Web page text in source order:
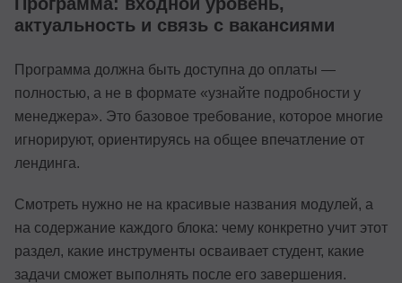
актуальность и связь с вакансиями
Программа должна быть доступна до оплаты —
полностью, а не в формате «узнайте подробности у
менеджера». Это базовое требование, которое многие
игнорируют, ориентируясь на общее впечатление от
лендинга.
Смотреть нужно не на красивые названия модулей, а
на содержание каждого блока: чему конкретно учит этот
раздел, какие инструменты осваивает студент, какие
задачи сможет выполнять после его завершения.